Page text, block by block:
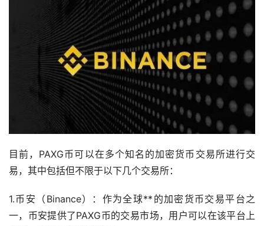
目前，PAXG币可以在多个知名的加密货币 交易所进行交
易，其中包括但不限于以下几个交易所：
1.币安
（Binance）：作为全球**的加密货币交易平台之
一，币安提供了PAXG币的交易市场，用户可以在该平台上